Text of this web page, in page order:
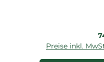
Preise inkl.